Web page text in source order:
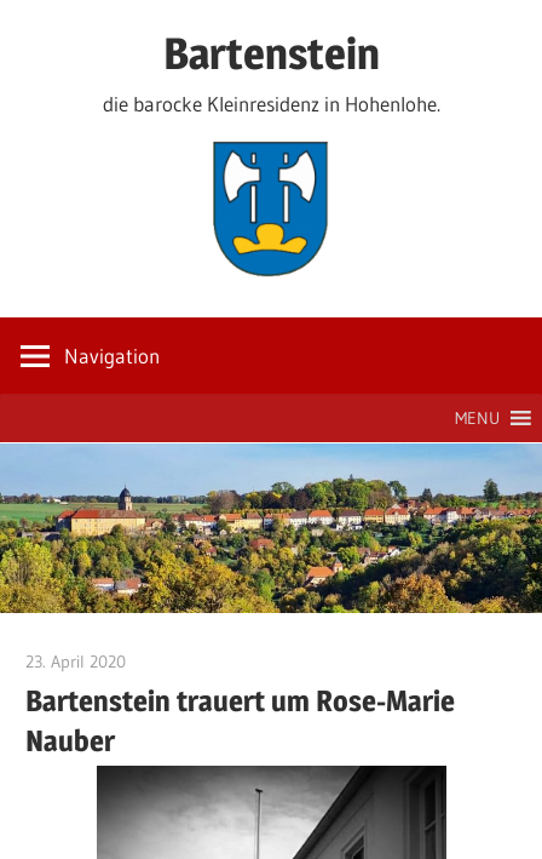
Bartenstein
die barocke Kleinresidenz in Hohenlohe.
Navigation
MENU
23. April 2020
Bartenstein trauert um Rose-Marie
Nauber